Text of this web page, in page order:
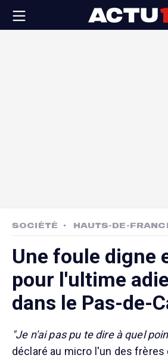
SOCIÉTÉ HAUTS-DE-
Une foule digne
pour l'ultime
dans le Pas-de-
"Je n'ai pas pu te dire à quel
déclaré au micro l'un des frères